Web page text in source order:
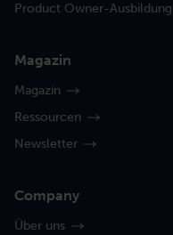
Product Owner-Ausbildung
Magazin
Magazin
Ressourcen
Newsletter
Company
Über uns